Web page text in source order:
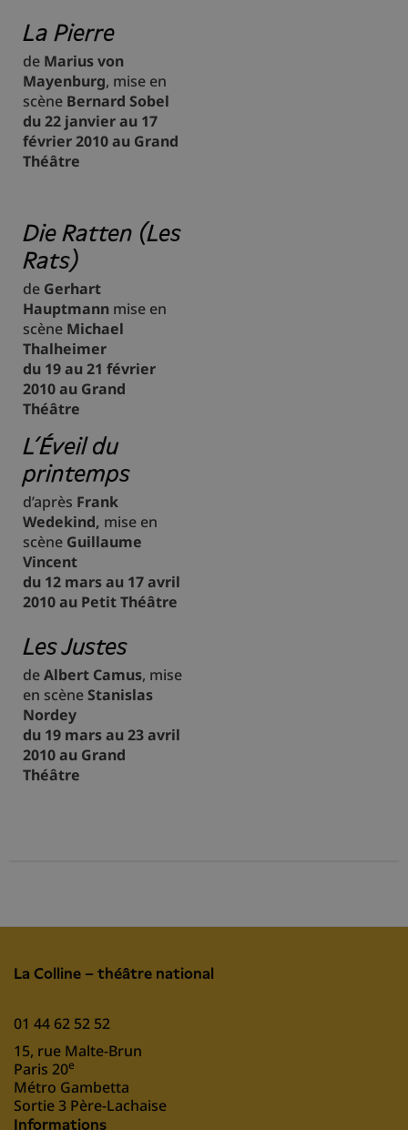
La Pierre
de Marius von
Mayenburg, mise en
scène Bernard Sobel
du 22 janvier au 17
février 2010 au Grand
Théâtre
Die Ratten (Les
Rats)
de Gerhart
Hauptmann mise en
scène Michael
Thalheimer
du 19 au 21 février
2010 au Grand
Théâtre
L’Éveil du
printemps
d’après Frank
Wedekind, mise en
scène Guillaume
Vincent
du 12 mars au 17 avril
2010 au Petit Théâtre
Les Justes
deAlbert Camus, mise
en scèneStanislas
Nordey
du 19 mars au 23 avril
2010 au Grand
Théâtre
La Colline – théâtre national
01 44 62 52 52
15, rue Malte-Brun
Paris 20e
Métro Gambetta
Sortie 3 Père-Lachaise
Informations